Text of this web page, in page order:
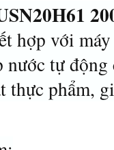
hợp với
nước tự
thực phẩm,